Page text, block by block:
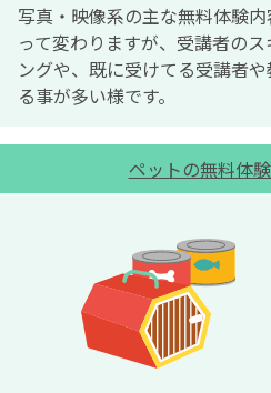
写真・映像系の主な無料体験
って変わりますが、受講者の
ングや、既に受けてる受講者
る事が多い様です。
ペットの無料体